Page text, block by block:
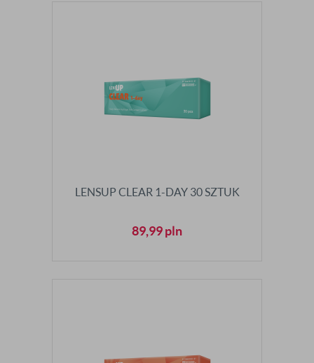
LENSUP CLEAR 1-DAY 30 SZTUK
89,99pln